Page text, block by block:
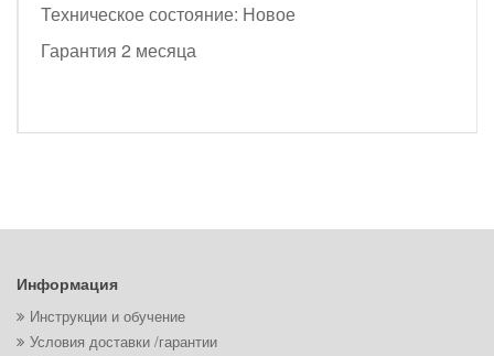
Техническое состояние: Новое
Гарантия 2 месяца
Информация
Инструкции и обучение
Условия доставки /гарантии